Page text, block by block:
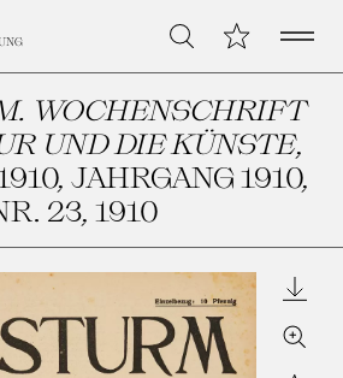
Suche Meine Open
WOCHENSCHRIFT
UND DIE KÜNSTE,
JAHRGANG 1910,
23, 1910
Zoom